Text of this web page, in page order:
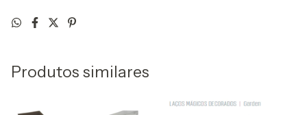
Produtos similares